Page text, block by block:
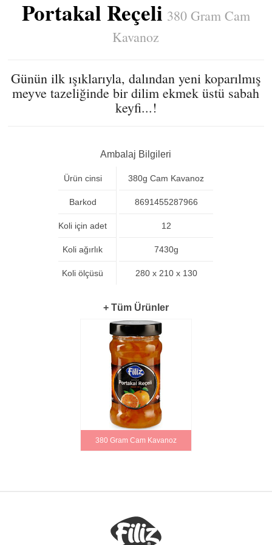
Portakal Reçeli 380 Gram Cam
Kavanoz
Günün ilk ışıklarıyla, dalından yeni koparılmış
meyve tazeliğinde bir dilim ekmek üstü sabah
keyfi...!
Ambalaj Bilgileri
Ürün cinsi
Barkod
Koli için adet
Koli ağırlık
Koli ölçüsü
380g Cam Kavanoz
8691455287966
12
7430g
280 x 210 x 130
+ Tüm Ürünler
380 Gram Cam Kavanoz